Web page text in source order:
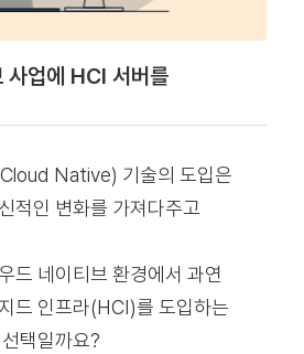
사업에 HCI 서버를
Native) 기술의 도입은
적인 변화를 가져다주고
드 네이티브 환경에서 과연
드 인프라(HCI)를 도입하는
택일까요?